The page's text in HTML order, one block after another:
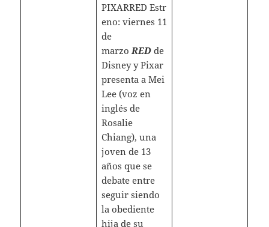
PIXARRED Estr
eno: viernes 11
de
marzo REDde
Disney y Pixar
presenta a Mei
Lee (voz en
inglés de
Rosalie
Chiang), una
joven de 13
años que se
debate entre
seguir siendo
la obediente
hija de su